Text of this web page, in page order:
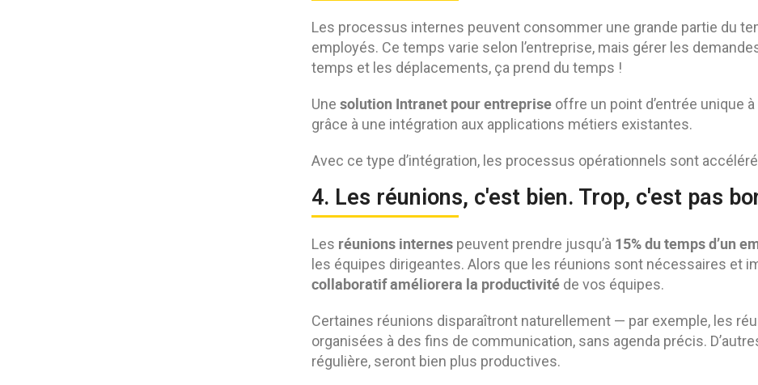
Les processus internes peuvent consommer une grande partie du
employés. Ce temps varie selon l’entreprise, mais gérer les
temps et les déplacements, ça prend du temps !
Une solution Intranet pour entrepriseoffre un point d’entrée unique
grâce à une intégration aux applications métiers existantes.
Avec ce type d’intégration, les processus opérationnels sont
4. Les réunions, c'est bien. Trop, c'est pas
Les réunions internespeuvent prendre jusqu’à 15% du temps d’un
les équipes dirigeantes. Alors que les réunions sont nécessaires et
collaboratifaméliorera la productivitéde vos équipes.
Certaines réunions disparaîtront naturellement — par exemple, les
organisées à des fins de communication, sans agenda précis.
régulière, seront bien plus productives.